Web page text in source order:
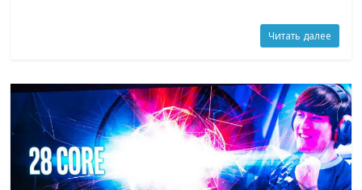
Читать далее